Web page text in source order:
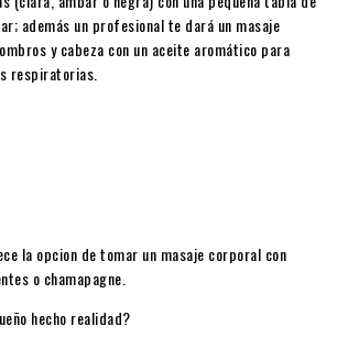
además un profesional te dará un masaje
y cabeza con un aceite aromático para
respiratorias.
la opcion de tomar un masaje corporal con
o chamapagne.
hecho realidad?